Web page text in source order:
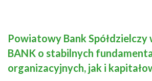
Powiatowy Bank Spółdzielczy
BANK o stabilnych
organizacyjnych, jak i